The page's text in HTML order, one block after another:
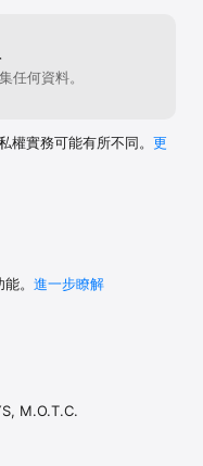
任何資料。
權實務可能有所不同。 更
。 進一步瞭解
M.O.T.C.